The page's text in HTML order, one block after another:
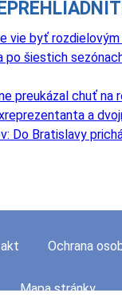
vie byť rozdielovým
po šiestich
preukázal chuť na
a
Do Bratislavy
Ochrana
Mapa stránky